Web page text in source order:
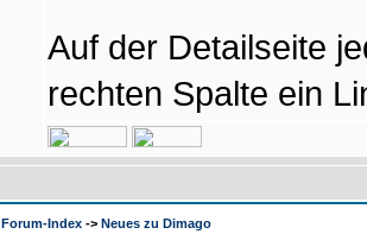
Auf der Detailseite
rechten Spalte ein
Forum-Index -> Neues zu Dimago